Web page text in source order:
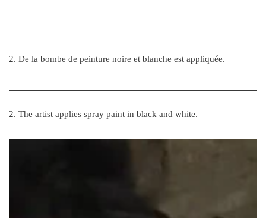
2. De la bombe de peinture noire et blanche est appliquée.
2. The artist applies spray paint in black and white.